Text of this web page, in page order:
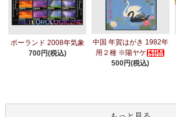
ポーランド 2008年気象
700円(税込)
中国 年賀はがき 1982年
用２種 ※陽ヤケ
500円(税込)